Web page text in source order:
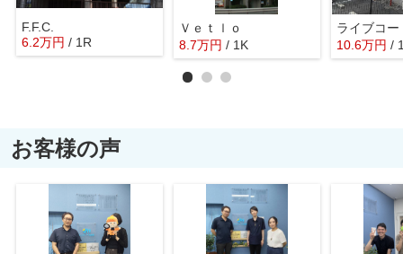
F.F.C.
6.2万円 / 1R
Ｖｅｔｌｏ
8.7万円 / 1K
ライブコー
10.6万円 /
お客様の声